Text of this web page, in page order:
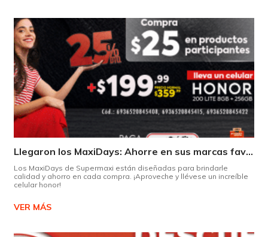
Llegaron los MaxiDays: Ahorre en sus marcas favoritas
Los MaxiDays de Supermaxi están diseñadas para brindarle
calidad y ahorro en cada compra. ¡Aproveche y llévese un increíble
celular honor!
VER MÁS